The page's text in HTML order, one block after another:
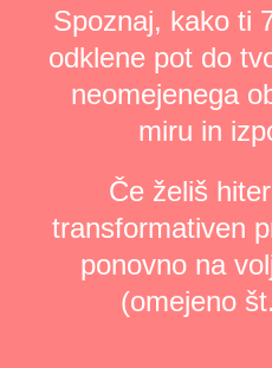
Spoznaj, kako ti
odklene pot do
neomejenega
miru in
Če želiš
transformativen
ponovno na
(omejeno